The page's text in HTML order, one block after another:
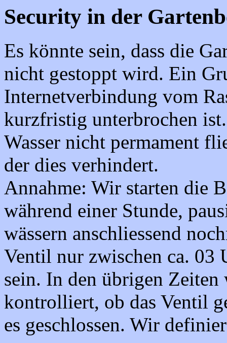
Security in der
Es könnte sein, dass die
nicht gestoppt wird. Ein
Internetverbindung vom
kurzfristig unterbrochen
Wasser nicht permament
der dies verhindert.
Annahme: Wir starten die
während einer Stunde,
wässern anschliessend
Ventil nur zwischen ca. 03
sein. In den übrigen
kontrolliert, ob das Ventil
es geschlossen. Wir